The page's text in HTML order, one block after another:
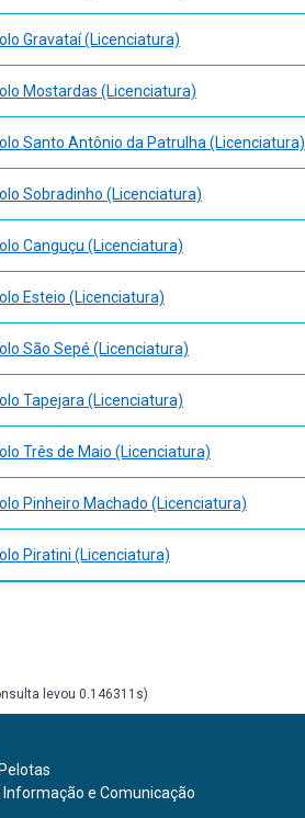
Gravataí (Licenciatura)
Mostardas (Licenciatura)
Santo Antônio da Patrulha (Licenciatura)
Sobradinho (Licenciatura)
Canguçu (Licenciatura)
Esteio (Licenciatura)
São Sepé (Licenciatura)
Tapejara (Licenciatura)
Três de Maio (Licenciatura)
Pinheiro Machado (Licenciatura)
Piratini (Licenciatura)
levou 0.146311s)
e Comunicação